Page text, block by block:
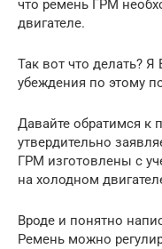
что ремень ГРМ
двигателе.
Так вот что делать?
убеждения по этому
Давайте обратимся к
утвердительно
ГРМ изготовлены с
на холодном
Вроде и понятно
Ремень можно